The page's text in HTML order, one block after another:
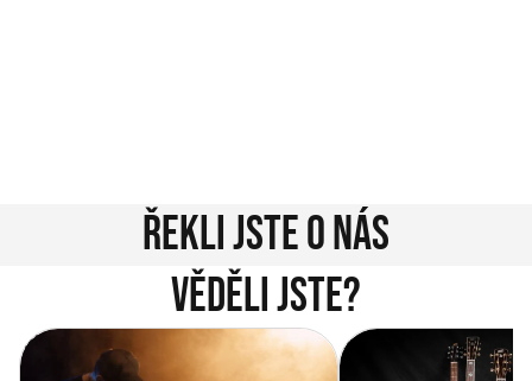
Řekli jste o nás
Věděli jste?
Vítejte na novém e-shopu Music
City
Jak vybrat